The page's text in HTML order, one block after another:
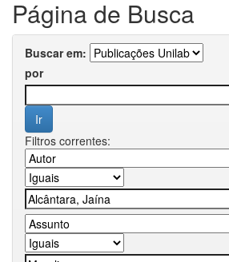
Página de Busca
Buscar em:
por
Filtros correntes: